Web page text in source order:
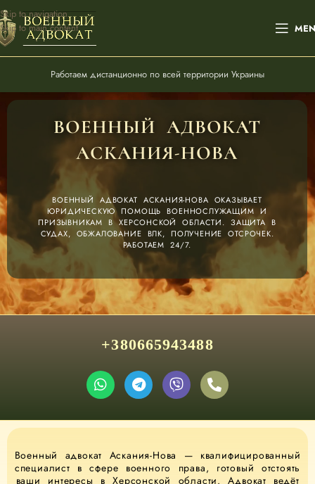
Skip to navigation
Skip to main content
Работаем дистанционно по всей территории Украины
ВОЕННЫЙ АДВОКАТ
АСКАНИЯ-НОВА
ВОЕННЫЙ АДВОКАТ АСКАНИЯ-НОВА ОКАЗЫВАЕТ
ЮРИДИЧЕСКУЮ ПОМОЩЬ ВОЕННОСЛУЖАЩИМ И
ПРИЗЫВНИКАМ В ХЕРСОНСКОЙ ОБЛАСТИ. ЗАЩИТА В
СУДАХ, ОБЖАЛОВАНИЕ ВЛК, ПОЛУЧЕНИЕ ОТСРОЧЕК.
РАБОТАЕМ 24/7.
+380665943488
Военный адвокат Аскания-Нова — квалифицированный
специалист в сфере военного права, готовый отстоять
ваши интересы в Херсонской области. Адвокат ведёт